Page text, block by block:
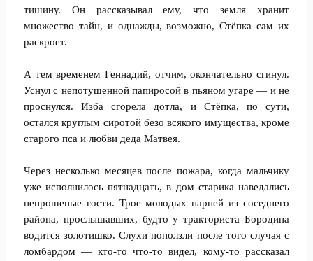
тишину. Он рассказывал ему, что земля хранит
множество тайн, и однажды, возможно, Стёпка сам их
раскроет.
А тем временем Геннадий, отчим, окончательно сгинул.
Уснул с непотушенной папиросой в пьяном угаре — и не
проснулся. Изба сгорела дотла, и Стёпка, по сути,
остался круглым сиротой безо всякого имущества, кроме
старого пса и любви деда Матвея.
Через несколько месяцев после пожара, когда мальчику
уже исполнилось пятнадцать, в дом старика наведались
непрошеные гости. Трое молодых парней из соседнего
района, прослышавших, будто у тракториста Бородина
водится золотишко. Слухи поползли после того случая с
ломбардом — кто-то что-то видел, кому-то рассказал